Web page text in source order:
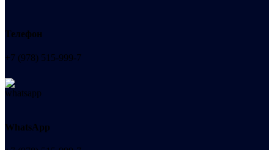
Телефон
+7 (978) 515-999-7
WhatsApp